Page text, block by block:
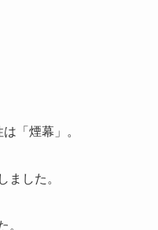
「煙幕」。
ました。
。